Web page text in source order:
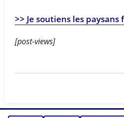
>> Je soutiens les paysans
[post-views]